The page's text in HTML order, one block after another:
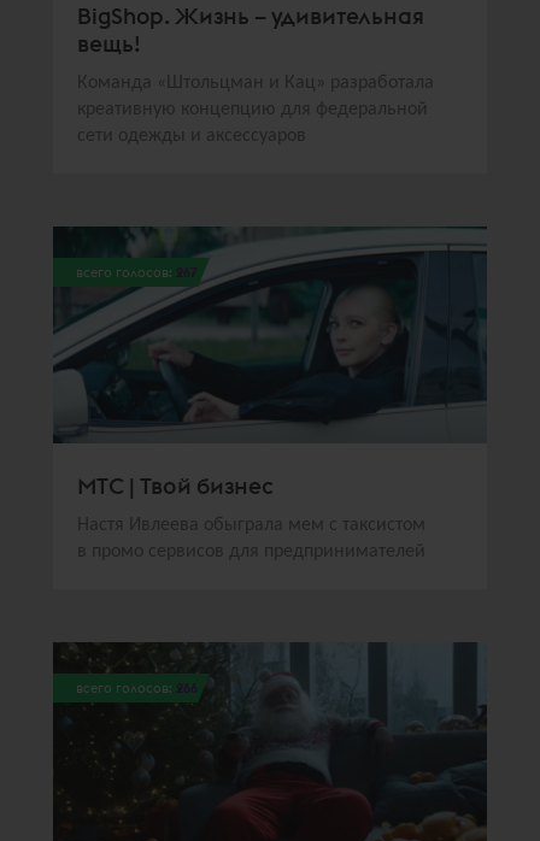
BigShop. Жизнь – удивительная
вещь!
Команда «Штольцман и Кац» разработала
креативную концепцию для федеральной
сети одежды и аксессуаров
всего голосов: 267
МТС | Твой бизнес
Настя Ивлеева обыграла мем с таксистом
в промо сервисов для предпринимателей
всего голосов: 266